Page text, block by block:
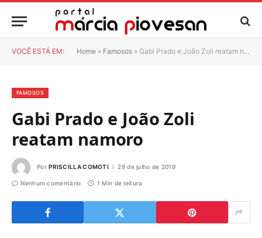
VOCÊ ESTÁ EM: Home » Famosos » Gabi Prado e João Zoli reatam namoro
FAMOSOS
Gabi Prado e João Zoli
reatam namoro
Por PRISCILLA COMOTI 29 de julho de 2019
Nenhum comentário 1 Min de leitura